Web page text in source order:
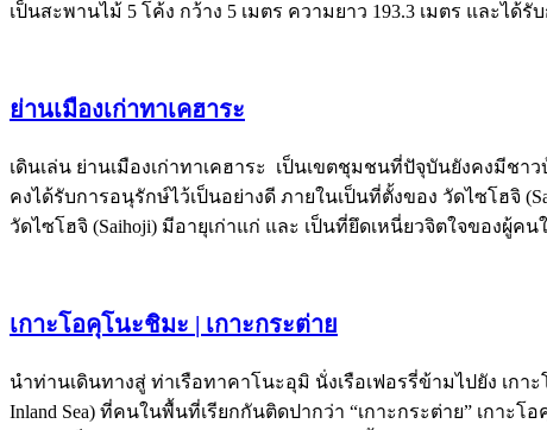
เป็นสะพานไม้ 5 โค้ง กว้าง 5 เมตร ความยาว 193.3 เมตร และ
ย่านเมืองเก่าทาเคฮาระ
เดินเล่น ย่านเมืองเก่าทาเคฮาระ เป็นเขตชุมชนที่ปัจุบันยังคงมีช
คงได้รับการอนุรักษ์ไว้เป็นอย่างดี ภายในเป็นที่ตั้งของ วัดไซโฮจิ
วัดไซโฮจิ (Saihoji) มีอายุเก่าแก่ และ เป็นที่ยึดเหนี่ยวจิตใจของผู้
เกาะโอคุโนะชิมะ | เกาะกระต่าย
นำท่านเดินทางสู่ ท่าเรือทาคาโนะอุมิ นั่งเรือเฟอรรี่ข้ามไปยัง เกา
Inland Sea) ที่คนในพื้นที่เรียกกันติดปากว่า “เกาะกระต่าย” เกาะ